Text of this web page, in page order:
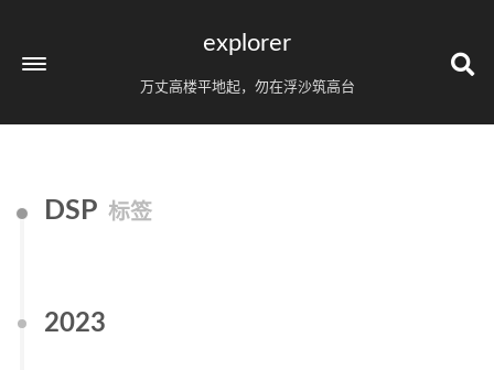
explorer
万丈高楼平地起，勿在浮沙筑高台
DSP 标签
2023